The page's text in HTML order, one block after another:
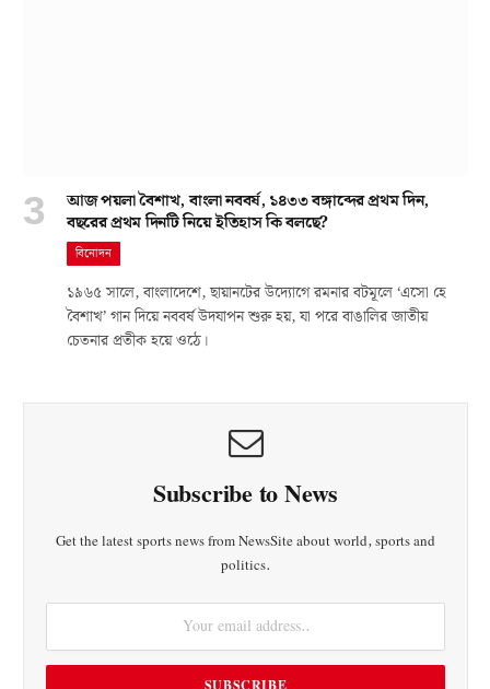
আজ পয়লা বৈশাখ, বাংলা নববর্ষ, ১৪৩৩ বঙ্গাব্দের প্রথম দিন,
বছরের প্রথম দিনটি নিয়ে ইতিহাস কি বলছে?
বিনোদন
১৯৬৫ সালে, বাংলাদেশে, ছায়ানটের উদ্যোগে রমনার বটমূলে ‘এসো হে
বৈশাখ’ গান দিয়ে নববর্ষ উদযাপন শুরু হয়, যা পরে বাঙালির জাতীয়
চেতনার প্রতীক হয়ে ওঠে।
Subscribe to News
Get the latest sports news from NewsSite about world, sports and
politics.